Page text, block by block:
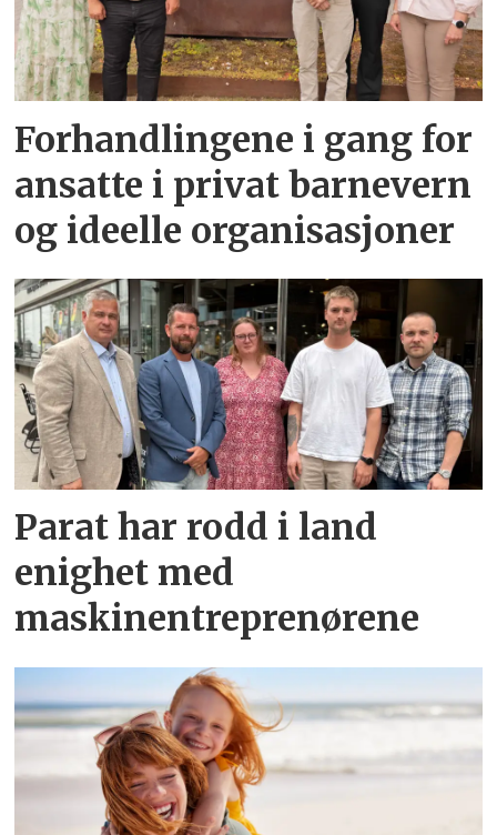
Forhandlingene i gang for
ansatte i privat barnevern
og ideelle organisasjoner
Parat har rodd i land
enighet med
maskinentreprenørene